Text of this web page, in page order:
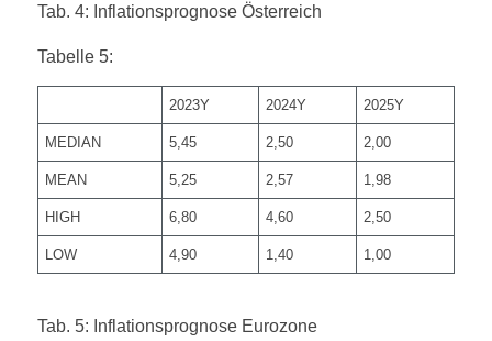
Tab. 4: Inflationsprognose Österreich
Tabelle 5:
2023Y 2024Y 2025Y
MEDIAN 5,45 2,50 2,00
MEAN 5,25 2,57 1,98
HIGH 6,80 4,60 2,50
LOW 4,90 1,40 1,00
Tab. 5: Inflationsprognose Eurozone